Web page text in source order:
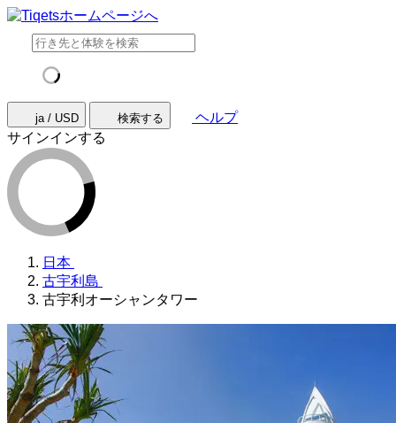
ja / USD 検索する
ヘルプ
サインインする
日本
古宇利島
古宇利オーシャンタワー